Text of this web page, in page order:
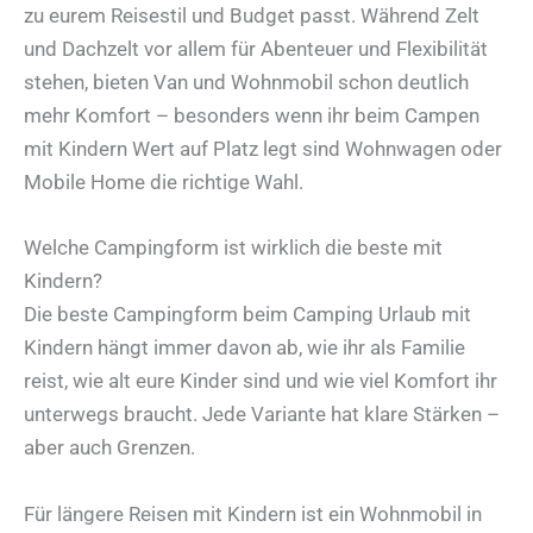
zu eurem Reisestil und Budget passt. Während Zelt
und Dachzelt vor allem für Abenteuer und Flexibilität
stehen, bieten Van und Wohnmobil schon deutlich
mehr Komfort – besonders wenn ihr beim Campen
mit Kindern Wert auf Platz legt sind Wohnwagen oder
Mobile Home die richtige Wahl.
Welche Campingform ist wirklich die beste mit
Kindern?
Die beste Campingform beim Camping Urlaub mit
Kindern hängt immer davon ab, wie ihr als Familie
reist, wie alt eure Kinder sind und wie viel Komfort ihr
unterwegs braucht. Jede Variante hat klare Stärken –
aber auch Grenzen.
Für längere Reisen mit Kindern ist ein Wohnmobil in